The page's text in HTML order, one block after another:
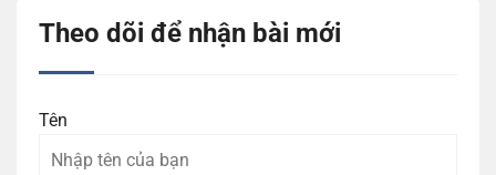
Theo dõi để nhận bài mới
Tên